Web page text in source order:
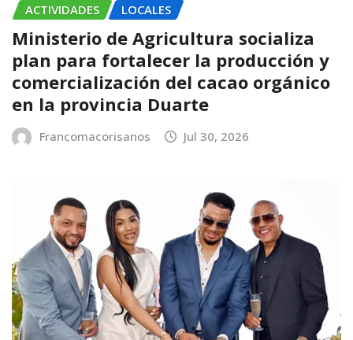
ACTIVIDADES LOCALES
Ministerio de Agricultura socializa
plan para fortalecer la producción y
comercialización del cacao orgánico
en la provincia Duarte
Francomacorisanos Jul 30, 2026